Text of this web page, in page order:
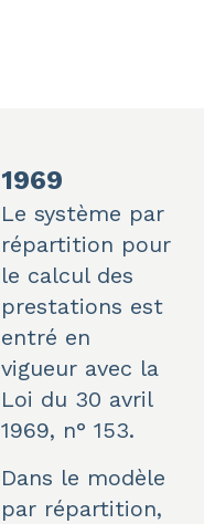
1969
Le système par
répartition pour
le calcul des
prestations est
entré en
vigueur avec la
Loi du 30 avril
1969, n° 153.
Dans le modèle
par répartition,